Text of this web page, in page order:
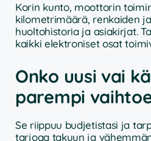
Korin kunto, moottorin
kilometrimäärä, renkaiden
huoltohistoria ja asiakirjat.
kaikki elektroniset osat
Onko uusi vai
parempi
Se riippuu budjetistasi ja
tarjoaa takuun ja